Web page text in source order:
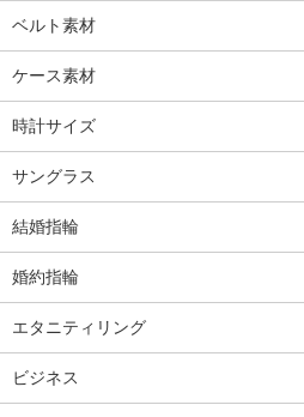
ベルト素材
ケース素材
時計サイズ
サングラス
結婚指輪
婚約指輪
エタニティリング
ビジネス